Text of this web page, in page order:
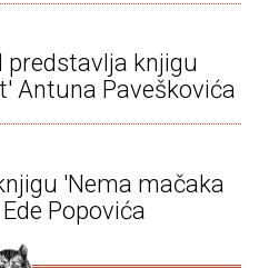
predstavlja knjigu
Antuna Paveškovića
'Nema mačaka
Popovića